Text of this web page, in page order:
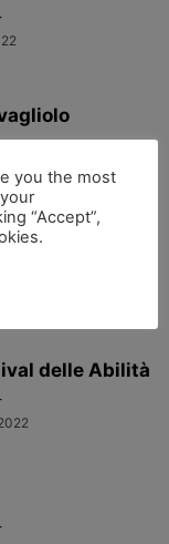
alla poesia
delle Abilità
you the most
“Accept”,